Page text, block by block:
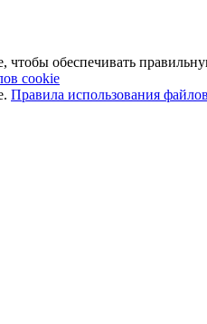
обеспечивать
cookie
Правила использования